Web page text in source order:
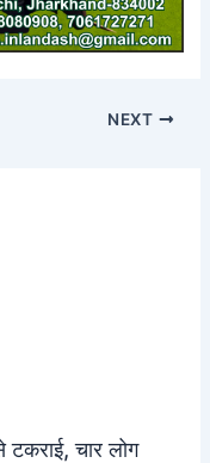
NEXT
टकराई, चार लोग